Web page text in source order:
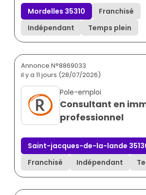
Mordelles 35310
Franchisé
Indépendant
Temps plein
Annonce N°8869033
il y a 11 jours (28/07/2026)
Pole-emploi
Consultant en
professionnel
Saint-jacques-de-la-lande
Franchisé
Indépendant